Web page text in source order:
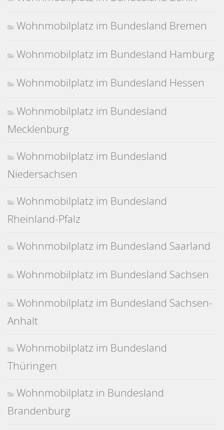
Wohnmobilplatz im Bundesland Bremen
Wohnmobilplatz im Bundesland Hamburg
Wohnmobilplatz im Bundesland Hessen
Wohnmobilplatz im Bundesland
Mecklenburg
Wohnmobilplatz im Bundesland
Niedersachsen
Wohnmobilplatz im Bundesland
Rheinland-Pfalz
Wohnmobilplatz im Bundesland Saarland
Wohnmobilplatz im Bundesland Sachsen
Wohnmobilplatz im Bundesland Sachsen-
Anhalt
Wohnmobilplatz im Bundesland
Thüringen
Wohnmobilplatz in Bundesland
Brandenburg